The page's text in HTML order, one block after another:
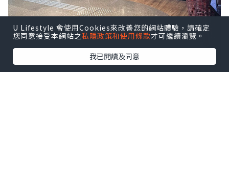
U Lifestyle 會使用Cookies來改善您的網站體驗，請確定
您同意接受本網站之私隱政策和使用條款才可繼續瀏覽。
我已閱讀及同意